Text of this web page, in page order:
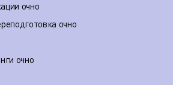
очно
очно
очно